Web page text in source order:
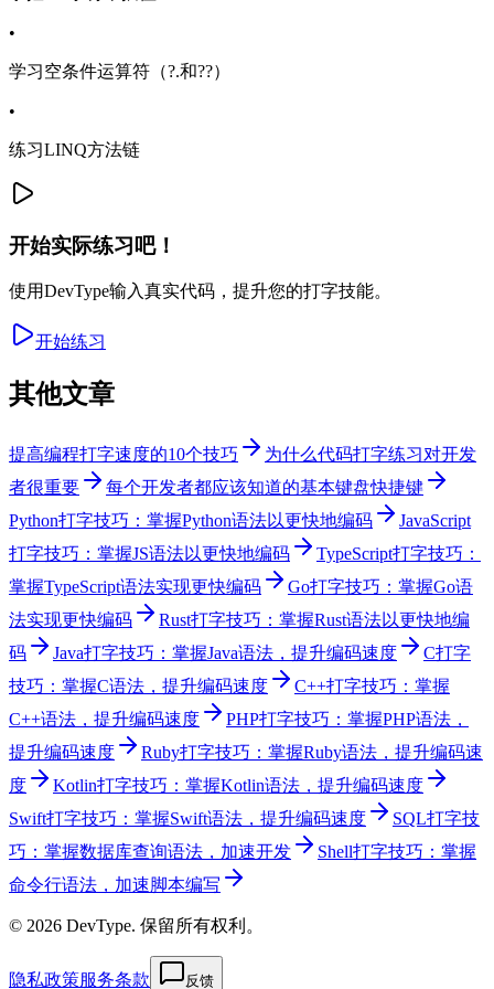
•
学习空条件运算符（?.和??）
•
练习LINQ方法链
开始实际练习吧！
使用DevType输入真实代码，提升您的打字技能。
开始练习
其他文章
提高编程打字速度的10个技巧
为什么代码打字练习对开发
者很重要
每个开发者都应该知道的基本键盘快捷键
Python打字技巧：掌握Python语法以更快地编码
JavaScript
打字技巧：掌握JS语法以更快地编码
TypeScript打字技巧：
掌握TypeScript语法实现更快编码
Go打字技巧：掌握Go语
法实现更快编码
Rust打字技巧：掌握Rust语法以更快地编
码
Java打字技巧：掌握Java语法，提升编码速度
C打字
技巧：掌握C语法，提升编码速度
C++打字技巧：掌握
C++语法，提升编码速度
PHP打字技巧：掌握PHP语法，
提升编码速度
Ruby打字技巧：掌握Ruby语法，提升编码速
度
Kotlin打字技巧：掌握Kotlin语法，提升编码速度
Swift打字技巧：掌握Swift语法，提升编码速度
SQL打字技
巧：掌握数据库查询语法，加速开发
Shell打字技巧：掌握
命令行语法，加速脚本编写
© 2026 DevType. 保留所有权利。
隐私政策服务条款 反馈